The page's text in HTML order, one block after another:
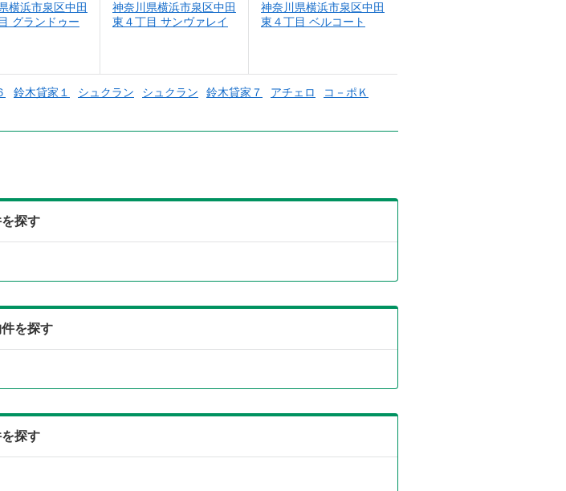
横浜市泉区中田
グランドゥー
神奈川県横浜市泉区中田
東４丁目 サンヴァレイ
神奈川県横浜市泉区中田
東４丁目 ベルコート
鈴木貸家１ シュクラン シュクラン 鈴木貸家７ アチェロ
コ－ポＫ
探す
を探す
探す